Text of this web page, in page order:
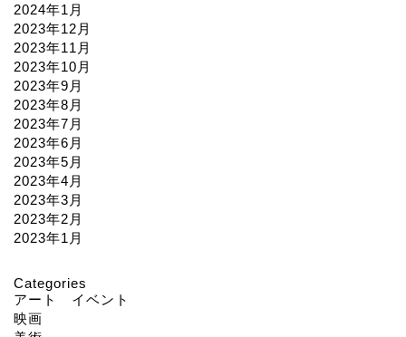
2024年1月
2023年12月
2023年11月
2023年10月
2023年9月
2023年8月
2023年7月
2023年6月
2023年5月
2023年4月
2023年3月
2023年2月
2023年1月
Categories
アート イベント
映画